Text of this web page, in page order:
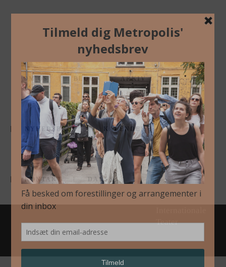
OM OS BLOG ARKIV
NYHEDSBREV KALENDER
KONTAKT DANSK
ALENE-
#metropoliskbh
/Cookie-
indstillinger/
Metropolis
arrangeres af
Københavns
Teater